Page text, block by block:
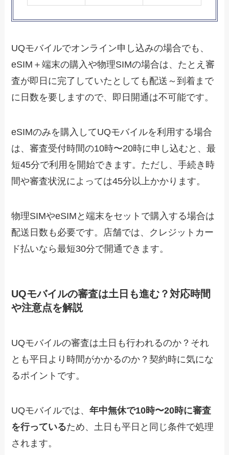
UQモバイルでオンライン申し込みの場合でも、
eSIM＋端末の購入や物理SIMの場合は、たとえ審
査が即日に完了していたとしても配送～到着まで
に日数を要しますので、即日開通は不可能です。
eSIMのみを購入してUQモバイルを利用する場合
は、審査受付時間の10時〜20時に申し込むと、最
短45分で利用を開始できます。ただし、手続き時
間や審査状況によっては45分以上かかります。
物理SIMやeSIMと端末をセットで購入する場合は
配送日数も必要です。店舗では、クレジットカー
ド払いなら最短30分で開通できます。
UQモバイルの審査は土日も進む？対応時間
や注意点を解説
UQモバイルの審査は土日も行われるのか？それ
とも平日より時間がかかるのか？契約時に気にな
るポイントです。
UQモバイルでは、年中無休で10時〜20時に審査
を行っているため、土日も平日と同じ条件で処理
されます。